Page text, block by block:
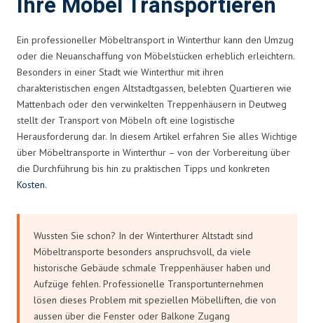
Ein professioneller Möbeltransport in Winterthur kann den Umzug
oder die Neuanschaffung von Möbelstücken erheblich erleichtern.
Besonders in einer Stadt wie Winterthur mit ihren
charakteristischen engen Altstadtgassen, belebten Quartieren wie
Mattenbach oder den verwinkelten Treppenhäusern in Deutweg
stellt der Transport von Möbeln oft eine logistische
Herausforderung dar. In diesem Artikel erfahren Sie alles Wichtige
über Möbeltransporte in Winterthur – von der Vorbereitung über
die Durchführung bis hin zu praktischen Tipps und konkreten
Kosten.
Wussten Sie schon? In der Winterthurer Altstadt sind
Möbeltransporte besonders anspruchsvoll, da viele
historische Gebäude schmale Treppenhäuser haben und
Aufzüge fehlen. Professionelle Transportunternehmen
lösen dieses Problem mit speziellen Möbelliften, die von
aussen über die Fenster oder Balkone Zugang